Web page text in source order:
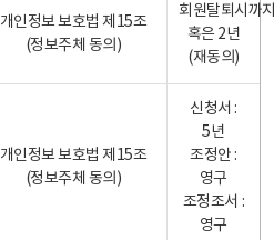
개인정보 보호법 제15조
(정보주체 동의)
회원탈퇴시까
혹은 2년
(재동의)
개인정보 보호법 제15조
(정보주체 동의)
신청서 :
5년
조정안 :
영구
조정조서 :
영구